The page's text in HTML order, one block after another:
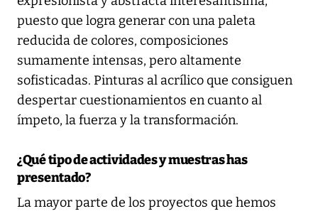
puesto que logra generar con una paleta
reducida de colores, composiciones
sumamente intensas, pero altamente
sofisticadas. Pinturas al acrílico que consiguen
despertar cuestionamientos en cuanto al
ímpeto, la fuerza y la transformación.
¿Qué tipo de actividades y muestras has
presentado?
La mayor parte de los proyectos que hemos